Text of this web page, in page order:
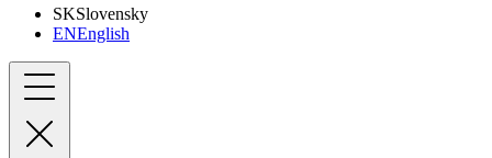
SKSlovensky
ENEnglish